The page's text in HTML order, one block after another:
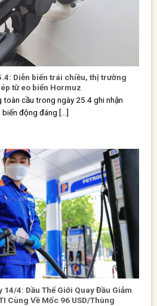
Diễn biến trái chiều, thị trường
từ eo biển Hormuz
cầu trong ngày 25.4 ghi nhận
biến động đáng [...]
14/4: Dầu Thế Giới Quay Đầu Giảm
Cùng Về Mốc 96 USD/Thùng